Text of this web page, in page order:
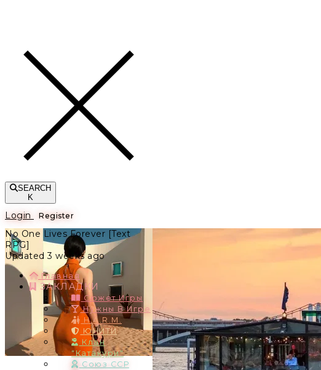
SEARCH
K
Login Register
No One Lives Forever [Text
RPG]
Updated 3 weeks ago
Главная
ЗАКЛАДКИ
Сюжет Игры
Нужны В Игре
H.A.R.M.
ЮНИТИ
Клан
"Катакури"
Союз ССР